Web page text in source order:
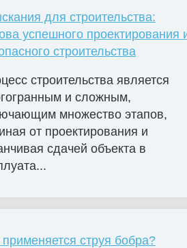
для строительства:
успешного проектирования
строительства
строительства является
и сложным,
множество этапов,
от проектирования и
сдачей объекта в
применяется струя бобра?